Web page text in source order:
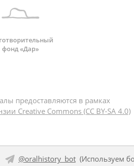
фонд «Дар»
предоставляются в рамках
Creative Commons (CC BY-SA 4.0)
@oralhistory_bot(Используем